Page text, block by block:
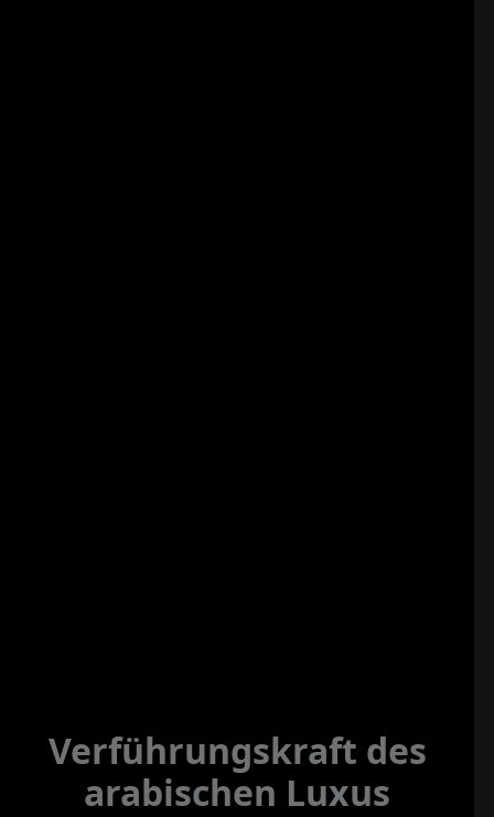
Verführungskraft des
arabischen Luxus